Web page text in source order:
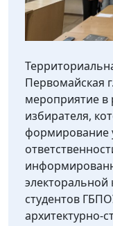
Первомайская
мероприятие в
избирателя,
формирование
электоральной
студентов
архитектурно-